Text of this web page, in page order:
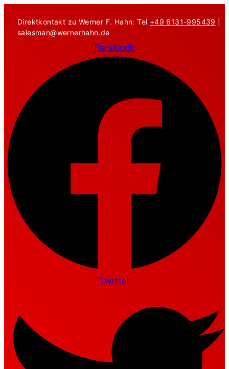
Inhalt
springen
Direktkontakt zu Werner F. Hahn: Tel +49 6131-995439
salesman@wernerhahn.de
Facebook
Twitter